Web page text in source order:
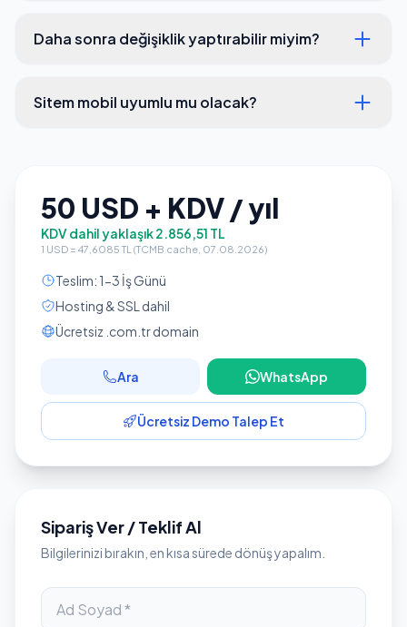
Daha sonra değişiklik yaptırabilir miyim?
Sitem mobil uyumlu mu olacak?
50 USD + KDV / yıl
KDV dahil yaklaşık 2.856,51 TL
1 USD = 47,6085 TL (TCMB cache, 07.08.2026)
Teslim: 1-3 İş Günü
Hosting & SSL dahil
Ücretsiz .com.tr domain
Ara WhatsApp
Ücretsiz Demo Talep Et
Sipariş Ver / Teklif Al
Bilgilerinizi bırakın, en kısa sürede dönüş yapalım.